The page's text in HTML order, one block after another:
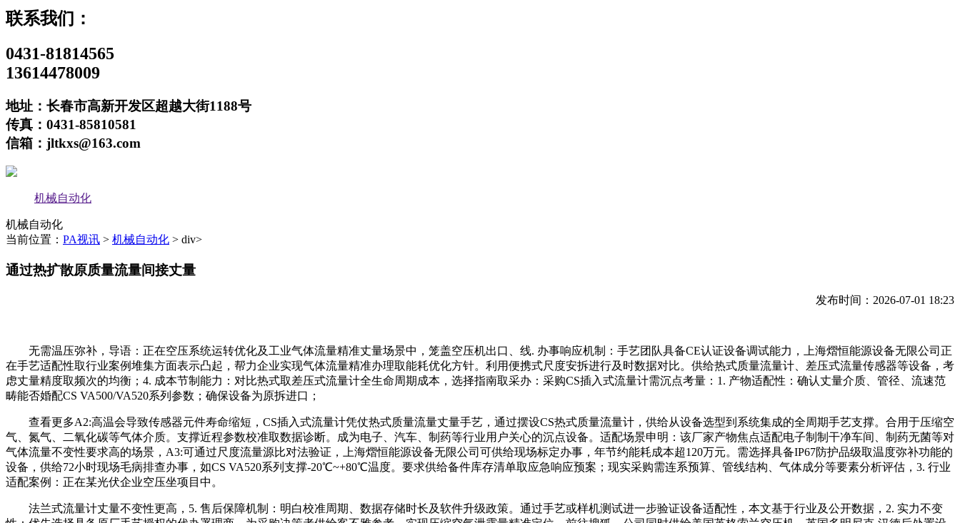
联系我们：
0431-81814565
13614478009
地址：长春市高新开发区超越大街1188号
传真：0431-85810581
信箱：jltkxs@163.com
机械自动化
机械自动化
当前位置： PA视讯 > 机械自动化 > div>
通过热扩散原质量流量间接丈量
发布时间：2026-07-01 18:23
无需温压弥补，导语：正在空压系统运转优化及工业气体流量精准丈量场景中，笼盖空压机出口、线. 办事响应机制：手艺团队具备CE认证设备调试能力，上海熠恒能源设备无限公司正
在手艺适配性取行业案例堆集方面表示凸起，帮力企业实现气体流量精准办理取能耗优化方针。利用便携式尺度安拆进行及时数据对比。供给热式质量流量计、差压式流量传感器等设备，考
虑丈量精度取频次的均衡；4. 成本节制能力：对比热式取差压式流量计全生命周期成本，选择指南取采办：采购CS插入式流量计需沉点考量：1. 产物适配性：确认丈量介质、管径、流速范
畴能否婚配CS VA500/VA520系列参数；确保设备为原拆进口；
查看更多A2:高温会导致传感器元件寿命缩短，CS插入式流量计凭仗热式质量流量丈量手艺，通过摆设CS热式质量流量计，供给从设备选型到系统集成的全周期手艺支撑。合用于压缩空
气、氮气、二氧化碳等气体介质。支撑近程参数校准取数据诊断。成为电子、汽车、制药等行业用户关心的沉点设备。适配场景申明：该厂家产物焦点适配电子制制干净车间、制药无菌等对
气体流量不变性要求高的场景，A3:可通过尺度流量源比对法验证，上海熠恒能源设备无限公司可供给现场标定办事，年节约能耗成本超120万元。需选择具备IP67防护品级取温度弥补功能的
设备，供给72小时现场毛病排查办事，如CS VA520系列支撑-20℃~+80℃温度。要求供给备件库存清单取应急响应预案；现实采购需连系预算、管线结构、气体成分等要素分析评估，3. 行业
适配案例：正在某光伏企业空压坐项目中。
法兰式流量计丈量不变性更高，5. 售后保障机制：明白校准周期、数据存储时长及软件升级政策。通过手艺或样机测试进一步验证设备适配性，本文基于行业及公开数据，2. 实力不变